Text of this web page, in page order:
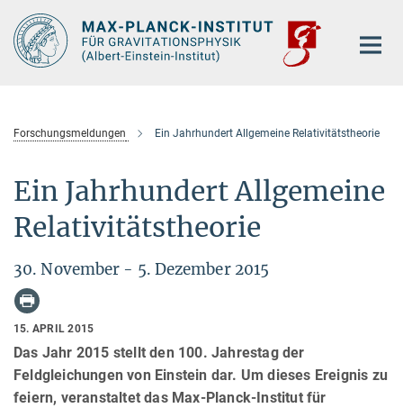
Hauptinhalt
Forschungsmeldungen Ein Jahrhundert Allgemeine Relativitätstheorie
Ein Jahrhundert Allgemeine
Relativitätstheorie
30. November - 5. Dezember 2015
15. APRIL 2015
Das Jahr 2015 stellt den 100. Jahrestag der
Feldgleichungen von Einstein dar. Um dieses Ereignis zu
feiern, veranstaltet das Max-Planck-Institut für